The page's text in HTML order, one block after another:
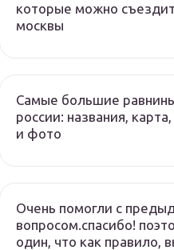
которые можно
москвы
Самые большие
россии: названия,
и фото
Очень помогли с
вопросом.спасибо!
один, что как правило,